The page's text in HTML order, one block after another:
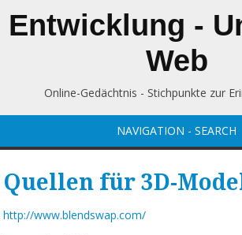
Entwicklung -
Web
Online-Gedächtnis - Stichpunkte zur
NAVIGATION - SEARCH
Quellen für 3D-
http://www.blendswap.com/